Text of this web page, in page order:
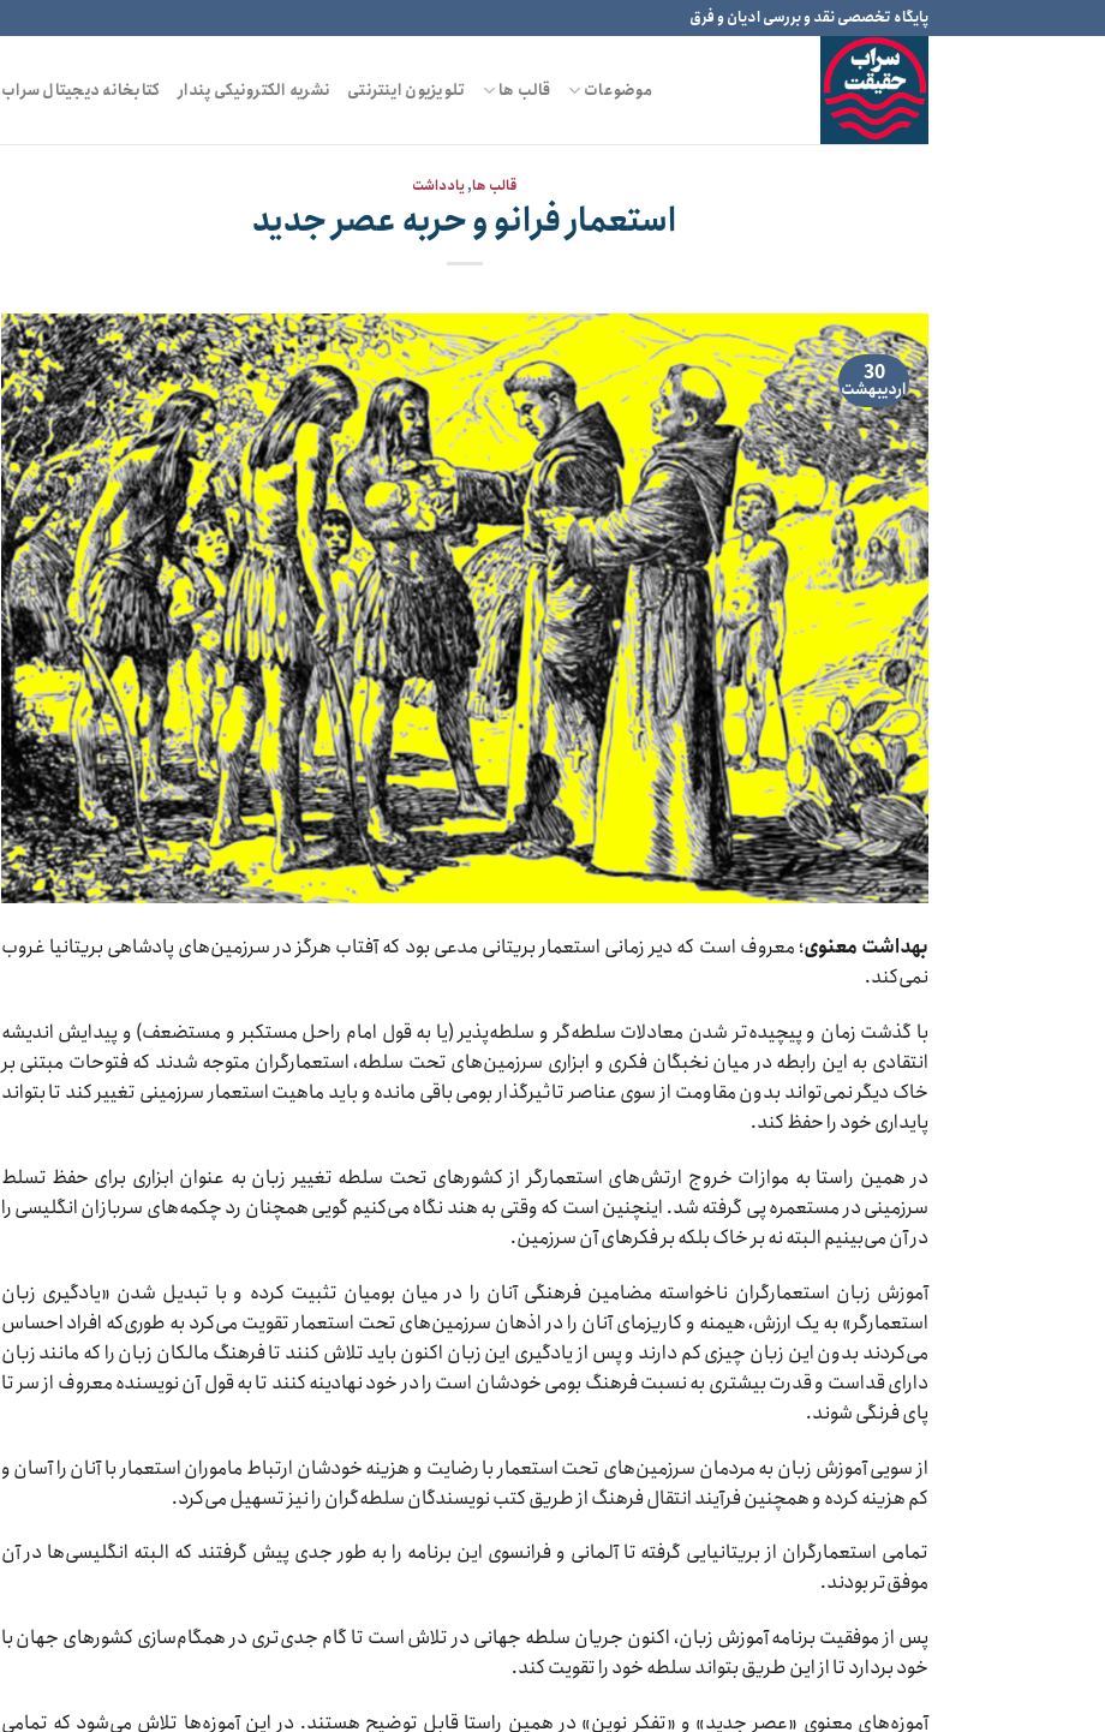
to
پایگاه تخصصی نقد و بررسی ادیان و فرق
موضوعات قالب ها تلویزیون اینترنتی نشریه الکترونیکی پندار کتابخانه دیجیتال سراب
قالب ها,یادداشت
استعمار فرانو و حربه عصر جدید
30
اردیبهشت
بهداشت معنوی؛ معروف است که دیر زمانی استعمار بریتانی مدعی بود که آفتاب هرگز در سرزمین‌های پادشاهی بریتانیا غروب
نمی‌کند.
با گذشت زمان و پیچیده‌تر شدن معادلات سلطه‌گر و سلطه‌پذیر (یا به قول امام راحل مستکبر و مستضعف) و پیدایش اندیشه
انتقادی به این رابطه در میان نخبگان فکری و ابزاری سرزمین‌های تحت سلطه، استعمارگران متوجه شدند که فتوحات مبتنی بر
خاک دیگر نمی‌تواند بدون مقاومت از سوی عناصر تاثیرگذار بومی باقی مانده و باید ماهیت استعمار سرزمینی تغییر کند تا بتواند
پایداری خود را حفظ کند.
در همین راستا به موازات خروج ارتش‌های استعمارگر از کشورهای تحت سلطه تغییر زبان به عنوان ابزاری برای حفظ تسلط
سرزمینی در مستعمره پی گرفته شد. اینچنین است که وقتی به هند نگاه می‌کنیم گویی همچنان رد چکمه‌های سربازان انگلیسی را
در آن می‌بینیم البته نه بر خاک بلکه بر فکرهای آن سرزمین.
آموزش زبان استعمارگران ناخواسته مضامین فرهنگی آنان را در میان بومیان تثبیت کرده و با تبدیل شدن «یادگیری زبان
استعمارگر» به یک ارزش، هیمنه و کاریزمای آنان را در اذهان سرزمین‌های تحت استعمار تقویت می‌کرد به طوری‌که افراد احساس
می‌کردند بدون این زبان چیزی کم دارند و پس از یادگیری این زبان اکنون باید تلاش کنند تا فرهنگ مالکان زبان را که مانند زبان
دارای قداست و قدرت بیشتری به نسبت فرهنگ بومی خودشان است را در خود نهادینه کنند تا به قول آن نویسنده معروف از سر تا
پای فرنگی شوند.
از سویی آموزش زبان به مردمان سرزمین‌های تحت استعمار با رضایت و هزینه خودشان ارتباط ماموران استعمار با آنان را آسان و
کم هزینه کرده و همچنین فرآیند انتقال فرهنگ از طریق کتب نویسندگان سلطه‌گران را نیز تسهیل می‌کرد.
تمامی استعمارگران از بریتانیایی گرفته تا آلمانی و فرانسوی این برنامه را به طور جدی پیش گرفتند که البته انگلیسی‌ها در آن
موفق‌تر بودند.
پس از موفقیت برنامه آموزش زبان، اکنون جریان سلطه جهانی در تلاش است تا گام جدی‌تری در همگام‌سازی کشورهای جهان با
خود بردارد تا از این طریق بتواند سلطه خود را تقویت کند.
آموزه‌های معنوی «عصر جدید» و «تفکر نوین» در همین راستا قابل توضیح هستند. در این آموزه‌ها تلاش می‌شود که تمامی